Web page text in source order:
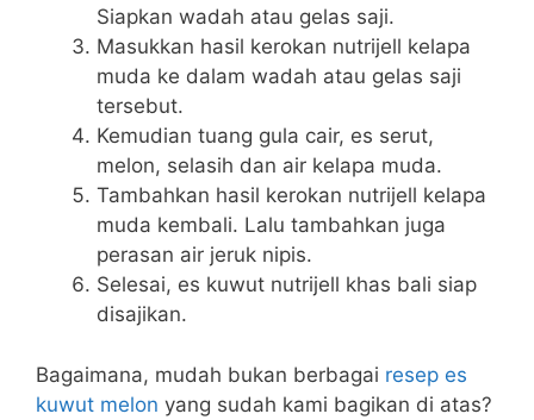
Siapkan wadah atau gelas saji.
Masukkan hasil kerokan nutrijell kelapa
muda ke dalam wadah atau gelas saji
tersebut.
Kemudian tuang gula cair, es serut,
melon, selasih dan air kelapa muda.
Tambahkan hasil kerokan nutrijell kelapa
muda kembali. Lalu tambahkan juga
perasan air jeruk nipis.
Selesai, es kuwut nutrijell khas bali siap
disajikan.
Bagaimana, mudah bukan berbagai resep es
kuwut melon yang sudah kami bagikan di atas?